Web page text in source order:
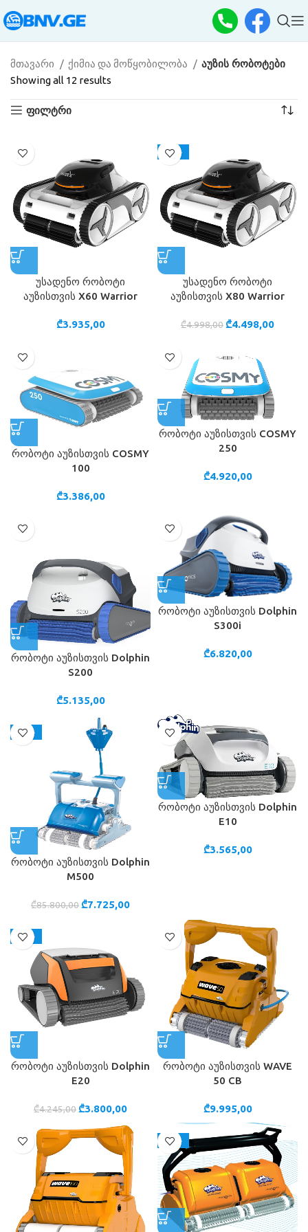
მთავარი ქიმია და მოწყობილობა
აუზის რობოტები
Showing all 12 results
ფილტრი
უსადენო რობოტი
აუზისთვის X60 Warrior
₾3.935,00
-10%
უსადენო რობოტი
აუზისთვის X80 Warrior
₾4.998,00₾4.498,00
რობოტი აუზისთვის COSMY
100
₾3.386,00
რობოტი აუზისთვის COSMY
250
₾4.920,00
რობოტი აუზისთვის Dolphin
S200
₾5.135,00
რობოტი აუზისთვის Dolphin
S300i
₾6.820,00
-91%
რობოტი აუზისთვის Dolphin
M500
₾85.800,00₾7.725,00
რობოტი აუზისთვის Dolphin
E10
₾3.565,00
-10%
რობოტი აუზისთვის Dolphin
E20
₾4.245,00₾3.800,00
რობოტი აუზისთვის WAVE
50 CB
₾9.995,00
-10%